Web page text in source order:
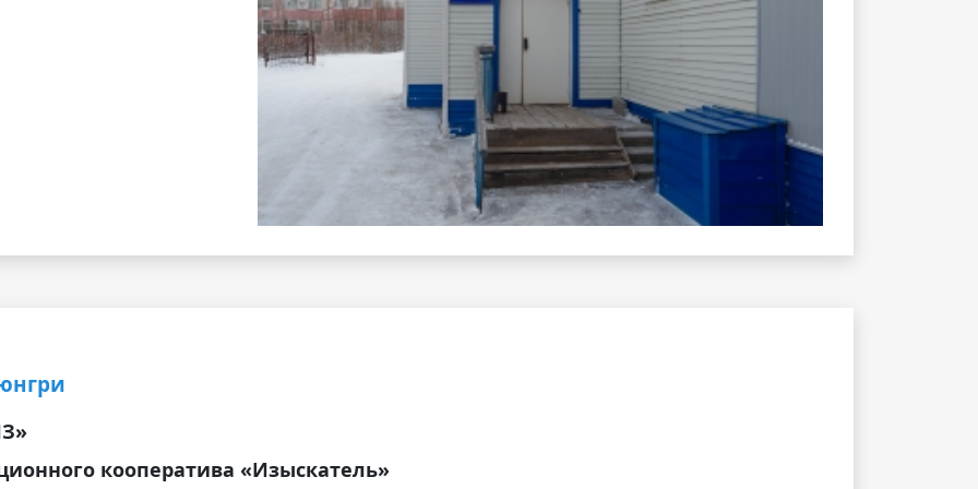
кооператива «Изыскатель»